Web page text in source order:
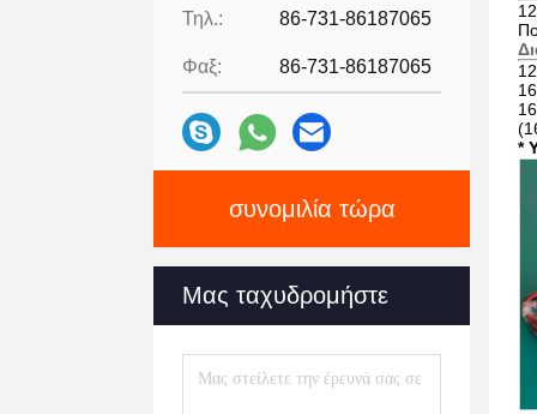
Τηλ.: 86-731-86187065
Φαξ: 86-731-86187065
συνομιλία τώρα
Μας ταχυδρομήστε
*